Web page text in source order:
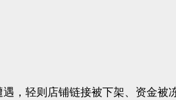
，轻则店铺链接被下架、资金被